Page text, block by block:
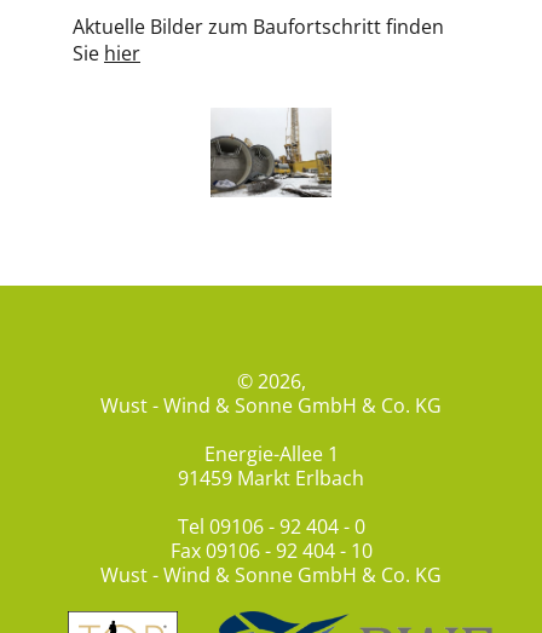
Aktuelle Bilder zum Baufortschritt finden
Sie hier
© 2026,
Wust - Wind & Sonne GmbH & Co. KG
Energie-Allee 1
91459 Markt Erlbach
Tel 09106 - 92 404 - 0
Fax 09106 - 92 404 - 10
Wust - Wind & Sonne GmbH & Co. KG